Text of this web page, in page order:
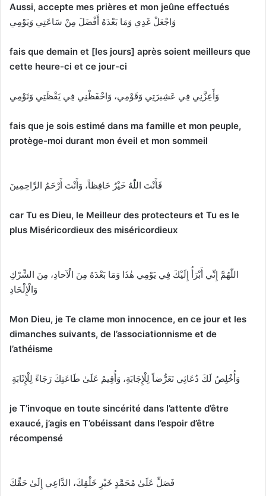
Aussi, accepte mes prières et mon jeûne effectués
وَاجْعَلْ غَدِي وَمَا بَعْدَهُ أَفْضَلَ مِنْ سَاعَتِي وَيَوْمِي
fais que demain et [les jours] après soient meilleurs que
cette heure-ci et ce jour-ci
وَأَعِزَّنِي فِي عَشِيرَتِي وَقَوْمِي، وَاحْفَظْنِي فِي يَقْظَتِي وَنَوْمِي
fais que je sois estimé dans ma famille et mon peuple,
protège-moi durant mon éveil et mon sommeil
فَأَنْتَ اللّٰهُ خَيْرٌ حَافِظاً، وَأَنْتَ أَرْحَمُ الرَّاحِمِينَ
car Tu es Dieu, le Meilleur des protecteurs et Tu es le
plus Miséricordieux des miséricordieux
اللّٰهُمَّ إِنِّي أَبْرَأُ إِلَيْكَ فِي يَوْمِي هٰذَا وَمَا بَعْدَهُ مِنَ الْآحادِ، مِنَ الشِّرْكِ
وَالْإِلْحَادِ
Mon Dieu, je Te clame mon innocence, en ce jour et les
dimanches suivants, de l’associationnisme et de
l’athéisme
وَأُخْلِصُ لَكَ دُعَائِي تَعَرُّضاً لِلْإِجَابَةِ، وَأُقِيمُ عَلَىٰ طَاعَتِكَ رَجَاءً لِلْإِثَابَةِ
je T’invoque en toute sincérité dans l’attente d’être
exaucé, j’agis en T’obéissant dans l’espoir d’être
récompensé
فَصَلِّ عَلَىٰ مُحَمَّدٍ خَيْرِ خَلْقِكَ، الدَّاعِي إِلَىٰ حَقِّكَ